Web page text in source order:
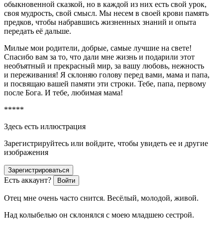
обыкновенной сказкой, но в каждой из них есть свой урок,
своя мудрость, свой смысл. Мы несем в своей крови память
предков, чтобы набравшись жизненных знаний и опыта
передать её дальше.
Милые мои родители, добрые, самые лучшие на свете!
Спасибо вам за то, что дали мне жизнь и подарили этот
необъятный и прекрасный мир, за вашу любовь, нежность
и переживания! Я склоняю голову перед вами, мама и папа,
и посвящаю вашей памяти эти строки. Тебе, папа, первому
после Бога. И тебе, любимая мама!
*****
Здесь есть иллюстрация
Зарегистрируйтесь или войдите, чтобы увидеть ее и другие
изображения
Зарегистрироваться
Есть аккаунт? Войти
Отец мне очень часто снится. Весёлый, молодой, живой.
Над колыбелью он склонялся с моею младшею сестрой.